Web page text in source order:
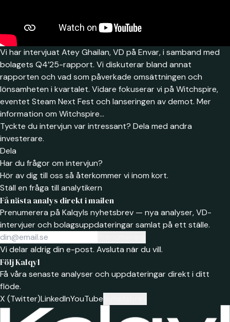
Vi har intervjuat Atey Ghailan, VD på Envar, i samband med
bolagets Q4’25-rapport. Vi diskuterar bland annat
rapporten och vad som påverkade omsättningen och
lönsamheten i kvartalet. Vidare fokuserar vi på Witchspire,
eventet Steam Next Fest och lanseringen av demot. Mer
information om Witchspire…
Tyckte du intervjun var intressant? Dela med andra
investerare.
Dela
Har du frågor om intervjun?
Hör av dig till oss så återkommer vi inom kort.
Ställ en fråga till analytikern
Få nästa analys direkt i mailen
Prenumerera på Kalqyls nyhetsbrev — nya analyser, VD-
intervjuer och bolagsuppdateringar samlat på ett ställe.
Vi delar aldrig din e-post. Avsluta när du vill.
Följ Kalqyl
Få våra senaste analyser och uppdateringar direkt i ditt
flöde.
X (Twitter)LinkedInYouTube